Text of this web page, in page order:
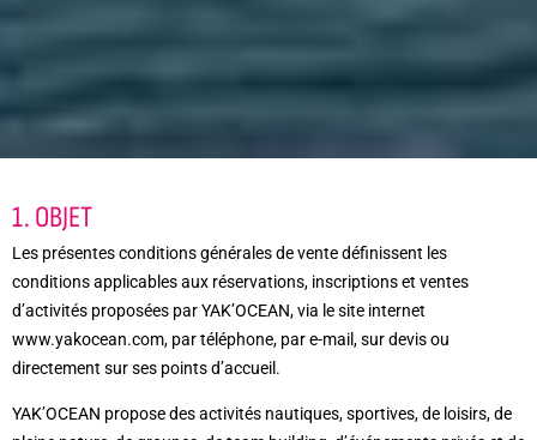
1. OBJET
Les présentes conditions générales de vente définissent les
conditions applicables aux réservations, inscriptions et ventes
d’activités proposées par YAK’OCEAN, via le site internet
www.yakocean.com, par téléphone, par e-mail, sur devis ou
directement sur ses points d’accueil.
YAK’OCEAN propose des activités nautiques, sportives, de loisirs, de